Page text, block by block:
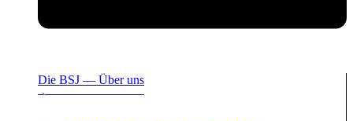
Die BSJ — Über uns